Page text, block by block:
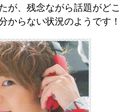
が、残念ながら話題がどこ
からない状況のようです！